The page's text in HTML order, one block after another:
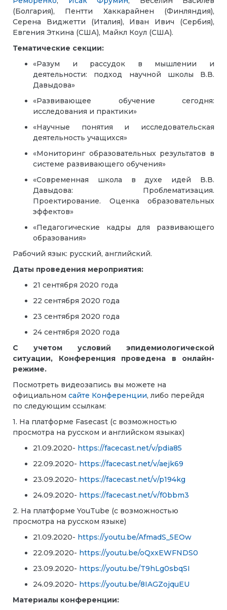
(Болгария), Пентти Хаккарайнен (Финляндия),
Серена Виджетти (Италия), Иван Ивич (Сербия),
Евгения Эткина (США), Майкл Коул (США).
Тематические секции:
«Разум и рассудок в мышлении и
деятельности: подход научной школы В.В.
Давыдова»
«Развивающее обучение сегодня:
исследования и практики»
«Научные понятия и исследовательская
деятельность учащихся»
«Мониторинг образовательных результатов в
системе развивающего обучения»
«Современная школа в духе идей В.В.
Давыдова: Проблематизация.
Проектирование. Оценка образовательных
эффектов»
«Педагогические кадры для развивающего
образования»
Рабочий язык: русский, английский.
Даты проведения мероприятия:
21 сентября 2020 года
22 сентября 2020 года
23 сентября 2020 года
24 сентября 2020 года
С учетом условий эпидемиологической
ситуации, Конференция проведена в онлайн-
режиме.
Посмотреть видеозапись вы можете на
официальном сайте Конференции, либо перейдя
по следующим ссылкам:
1. На платформе Fasecast (с возможностью
просмотра на русском и английском языках)
21.09.2020- https://facecast.net/v/pdia85
22.09.2020- https://facecast.net/v/aejk69
23.09.2020- https://facecast.net/v/p194kg
24.09.2020- https://facecast.net/v/f0bbm3
2. На платформе YouTube (с возможностью
просмотра на русском языке)
21.09.2020- https://youtu.be/AfmadS_5EOw
22.09.2020- https://youtu.be/oQxxEWFNDS0
23.09.2020- https://youtu.be/T9hLg0sbqSI
24.09.2020- https://youtu.be/8IAGZojquEU
Материалы конференции: